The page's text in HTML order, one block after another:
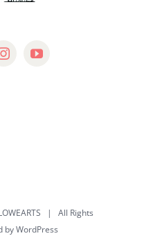
| All Rights
byWordPress